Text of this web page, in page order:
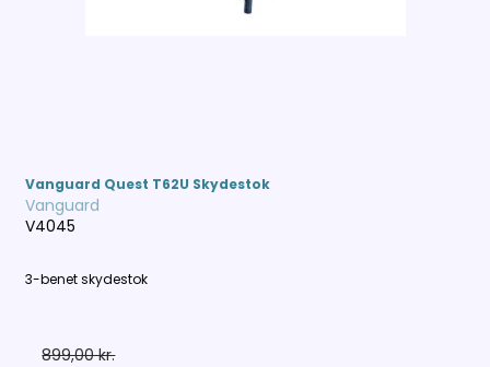
Vanguard Quest T62U Skydestok
Vanguard
V4045
3-benet skydestok
899,00 kr.